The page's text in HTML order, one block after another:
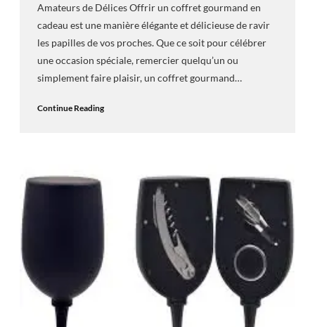
Amateurs de Délices Offrir un coffret gourmand en
cadeau est une manière élégante et délicieuse de ravir
les papilles de vos proches. Que ce soit pour célébrer
une occasion spéciale, remercier quelqu’un ou
simplement faire plaisir, un coffret gourmand…
Continue Reading